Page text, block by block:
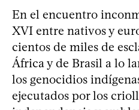
En el encuentro
XVI entre nativos y
cientos de miles de
África y de Brasil a lo
los genocidios
ejecutados por los